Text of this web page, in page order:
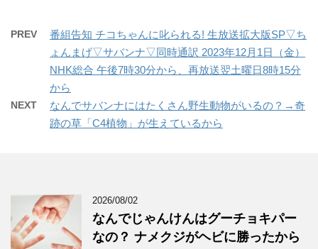
PREV
番組告知 チコちゃんに叱られる! 生放送拡大版SP▽ち
ょんまげ▽サバンナ▽同時通訳 2023年12月1日（金）
NHK総合 午後7時30分から、再放送翌土曜日8時15分
から
NEXT
なんでサバンナにはたくさん野生動物がいるの？→奇
跡の草「C4植物」が生えているから
2026/08/02
なんでじゃんけんはグーチョキパー
なの？ ナメクジがヘビに勝ったから